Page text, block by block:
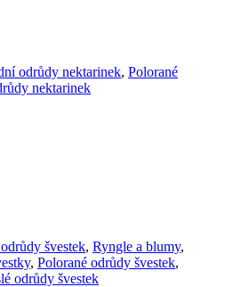
odrůdy nektarinek, Polorané
nektarinek
švestek, Ryngle a blumy,
, Polorané odrůdy švestek,
odrůdy švestek